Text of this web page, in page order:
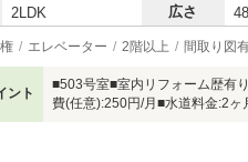
2LDK 広さ
エレベーター 2階以上 間取り図
ント
■503号室■室内リフォーム歴有
費(任意):250円/月■水道料金:2